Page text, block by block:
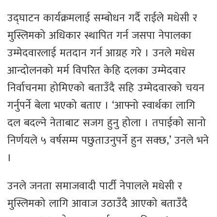
उद्घाटन कार्यक्रमलाई सम्बोधन गर्दै राईले मधेसी र
मुस्लिमको अधिकार स्थापित गर्न जसपा नेपालका
उम्मेदवारलाई मतदान गर्न आग्रह गरे । उनले मधेस
आन्दोलनको मर्म विपरित केहि दलका उम्मेदवार
निर्वाचनमा होमिएको बताउँदै सहि उम्मेदवारको चयन
गर्नुपर्ने बेला भएको बताए । ‘आफ्नो स्वार्थका लागि
दल बदल्ने नेताबाट सजग हुनु होला । तपाईको सानो
निर्णयले ५ वर्षसम्म पछुताउनुपर्ने हुन सक्छ,’ उनले भने
।
उनले जनता समाजवादी पार्टी नेपालले मधेसी र
मुस्लिमको लागि आवाज उठाउँदै आएको बताउँदै